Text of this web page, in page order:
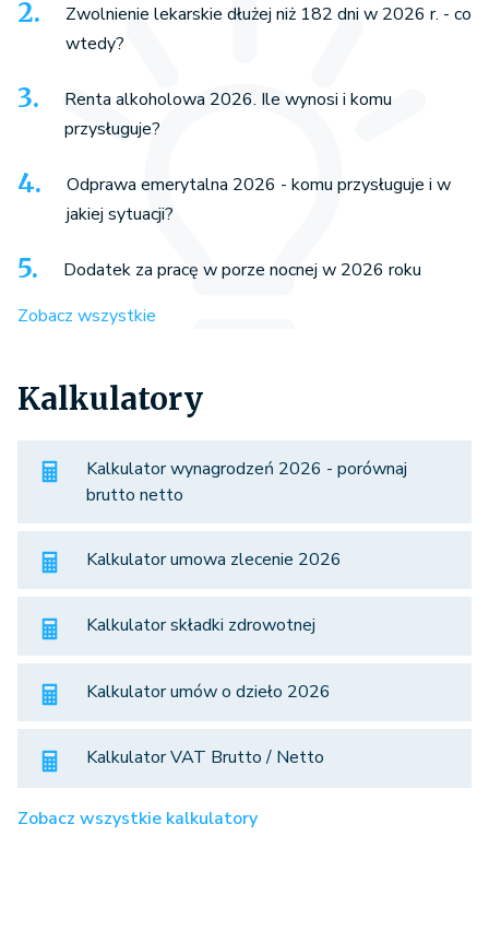
Zwolnienie lekarskie dłużej niż 182 dni w 2026 r. - co
wtedy?
Renta alkoholowa 2026. Ile wynosi i komu
przysługuje?
Odprawa emerytalna 2026 - komu przysługuje i w
jakiej sytuacji?
Dodatek za pracę w porze nocnej w 2026 roku
Zobacz wszystkie
Kalkulatory
Kalkulator wynagrodzeń 2026 - porównaj
brutto netto
Kalkulator umowa zlecenie 2026
Kalkulator składki zdrowotnej
Kalkulator umów o dzieło 2026
Kalkulator VAT Brutto / Netto
Zobacz wszystkie kalkulatory